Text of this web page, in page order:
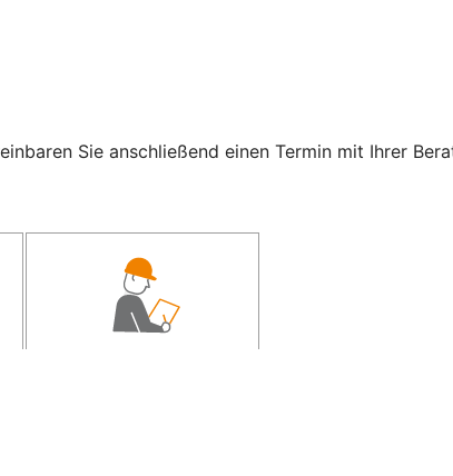
Sie anschließend einen Termin mit Ihrer